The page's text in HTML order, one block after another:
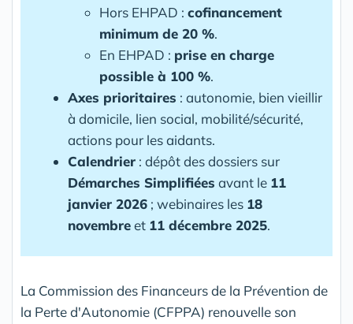
Hors EHPAD : cofinancement
minimum de 20 %.
En EHPAD : prise en charge
possible à 100 %.
Axes prioritaires : autonomie, bien vieillir
à domicile, lien social, mobilité/sécurité,
actions pour les aidants.
Calendrier : dépôt des dossiers sur
Démarches Simplifiées avant le 11
janvier 2026 ; webinaires les 18
novembreet 11 décembre 2025.
La Commission des Financeurs de la Prévention de
la Perte d'Autonomie (CFPPA) renouvelle son